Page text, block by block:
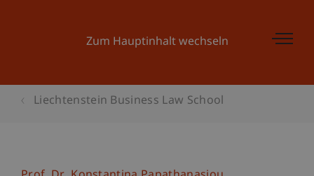
Zum Hauptinhalt wechseln
Liechtenstein Business Law School